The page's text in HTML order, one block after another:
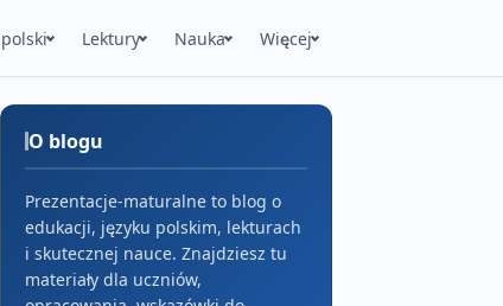
polski Lektury Nauka Więcej
O blogu
Prezentacje-maturalne to blog o
edukacji, języku polskim, lekturach
i skutecznej nauce. Znajdziesz tu
materiały dla uczniów,